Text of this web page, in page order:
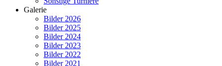
Galerie
Bilder 2026
Bilder 2025
Bilder 2024
Bilder 2023
Bilder 2022
Bilder 2021